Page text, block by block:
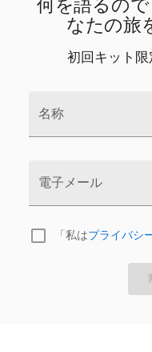
SEPTIN9 SERPINI1
SIK2 SIPA1L1
SLC45A1
SLC9B1 SNX16
TNIP2
USP34 USP38 VDR
ZSCAN23
ZZEF1
何を語るの
なたの旅
初回キット限
名称
電子メール
「私はプライバシ